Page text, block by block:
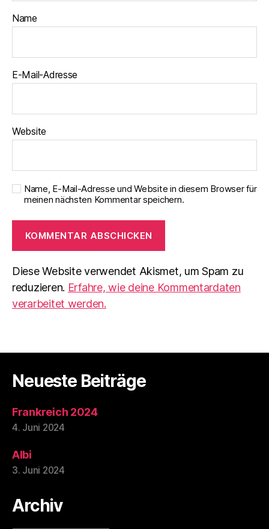
Name
E-Mail-Adresse
Website
Name, E-Mail-Adresse und Website in diesem Browser für
meinen nächsten Kommentar speichern.
Diese Website verwendet Akismet, um Spam zu
reduzieren. Erfahre, wie deine Kommentardaten
verarbeitet werden.
Neueste Beiträge
Frankreich 2024
4. Juni 2024
Albi
3. Juni 2024
Archiv